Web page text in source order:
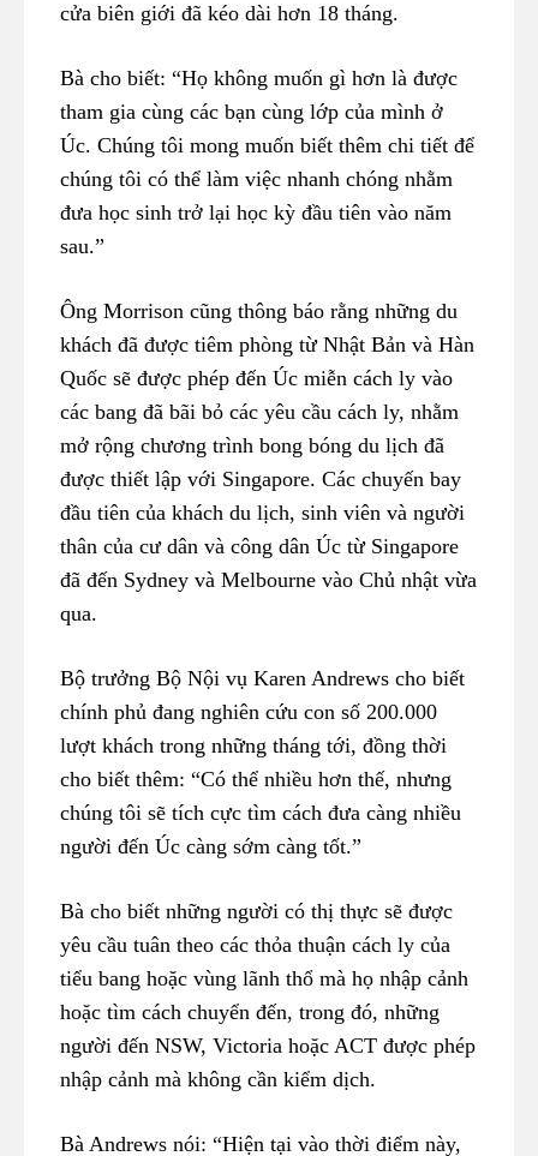
cửa biên giới đã kéo dài hơn 18 tháng.
Bà cho biết: “Họ không muốn gì hơn là được
tham gia cùng các bạn cùng lớp của mình ở
Úc. Chúng tôi mong muốn biết thêm chi tiết để
chúng tôi có thể làm việc nhanh chóng nhằm
đưa học sinh trở lại học kỳ đầu tiên vào năm
sau.”
Ông Morrison cũng thông báo rằng những du
khách đã được tiêm phòng từ Nhật Bản và Hàn
Quốc sẽ được phép đến Úc miễn cách ly vào
các bang đã bãi bỏ các yêu cầu cách ly, nhằm
mở rộng chương trình bong bóng du lịch đã
được thiết lập với Singapore. Các chuyến bay
đầu tiên của khách du lịch, sinh viên và người
thân của cư dân và công dân Úc từ Singapore
đã đến Sydney và Melbourne vào Chủ nhật vừa
qua.
Bộ trưởng Bộ Nội vụ Karen Andrews cho biết
chính phủ đang nghiên cứu con số 200.000
lượt khách trong những tháng tới, đồng thời
cho biết thêm: “Có thể nhiều hơn thế, nhưng
chúng tôi sẽ tích cực tìm cách đưa càng nhiều
người đến Úc càng sớm càng tốt.”
Bà cho biết những người có thị thực sẽ được
yêu cầu tuân theo các thỏa thuận cách ly của
tiểu bang hoặc vùng lãnh thổ mà họ nhập cảnh
hoặc tìm cách chuyển đến, trong đó, những
người đến NSW, Victoria hoặc ACT được phép
nhập cảnh mà không cần kiểm dịch.
Bà Andrews nói: “Hiện tại vào thời điểm này,